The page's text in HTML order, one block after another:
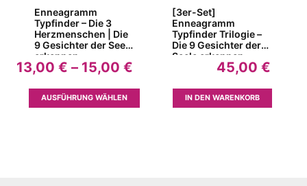
Enneagramm
Typfinder – Die 3
Herzmenschen | Die
9 Gesichter der Seele
erkennen
13,00 € – 15,00 €Preisspanne:
15,00 €
AUSFÜHRUNG WÄHLEN
Produkt
[3er-Set]
Enneagramm
Typfinder Trilogie –
Die 9 Gesichter der
Seele erkennen
45,00€
IN DEN WARENKORB